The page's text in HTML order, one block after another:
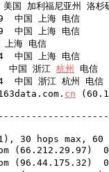
加利福尼亚州 洛
中国 上海 电信
中国 上海 电信
海 电信
中国 上海 电信
国 浙江 杭州
电信
中国 浙江 杭州 电信
cn
30 hops max, 60